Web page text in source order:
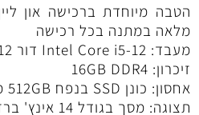
הטבה מיוחדת ברכישה און
מלאה במתנה בכל רכישה
מעבד: Intel Core i5-12 דור 12
זיכרון: 16GB DDR4
אחסון: כונן SSD בנפח 512GB מסוג M.2 PCIe NVMe